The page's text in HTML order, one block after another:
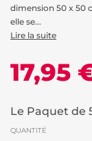
dimension 50 x 50
elle se...
Lire la suite
17,95
Le Paquet de
QUANTITÉ